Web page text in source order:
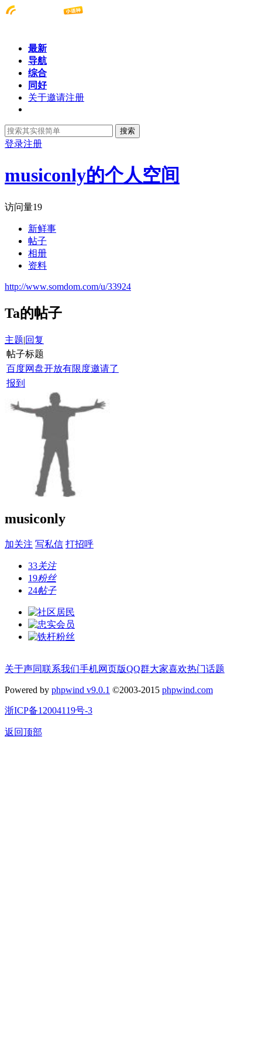
最新
导航
综合
同好
关于邀请注册
搜索
登录注册
musiconly的个人空间
访问量19
新鲜事
帖子
相册
资料
http://www.somdom.com/u/33924
Ta的帖子
主题|回复
帖子标题
百度网盘开放有限度邀请了
报到
musiconly
加关注 写私信 打招呼
33关注
19粉丝
24帖子
关于声同联系我们手机网页版QQ群大家喜欢热门话题
Powered by phpwind v9.0.1 ©2003-2015 phpwind.com
浙ICP备12004119号-3
返回顶部